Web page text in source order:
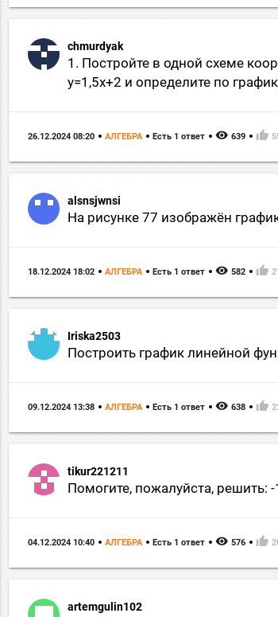
chmurdyak
1. Постройте в одной схеме
у=1,5х+2 и определите по
26.12.2024 08:20 АЛГЕБРА Есть 1 ответ remove_red_eye 639 thumb_up
alsnsjwnsi
На рисунке 77 изображён
18.12.2024 18:02 АЛГЕБРА Есть 1 ответ remove_red_eye 582 thumb_up
Iriska2503
Построить график линейной
09.12.2024 13:38 АЛГЕБРА Есть 1 ответ remove_red_eye 638 thumb_up
tikur221211
Помогите, пожалуйста, решить:
04.12.2024 10:40 АЛГЕБРА Есть 1 ответ remove_red_eye 576 thumb_up
artemgulin102